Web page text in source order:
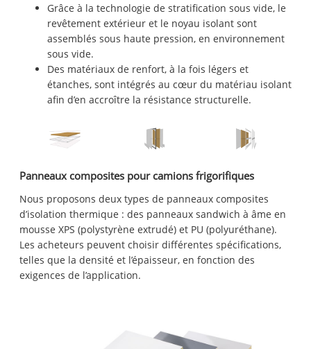
Grâce à la technologie de stratification sous vide, le
revêtement extérieur et le noyau isolant sont
assemblés sous haute pression, en environnement
sous vide.
Des matériaux de renfort, à la fois légers et
étanches, sont intégrés au cœur du matériau isolant
afin d’en accroître la résistance structurelle.
Panneaux composites pour camions frigorifiques
Nous proposons deux types de panneaux composites
d’isolation thermique : des panneaux sandwich à âme en
mousse XPS (polystyrène extrudé) et PU (polyuréthane).
Les acheteurs peuvent choisir différentes spécifications,
telles que la densité et l’épaisseur, en fonction des
exigences de l’application.